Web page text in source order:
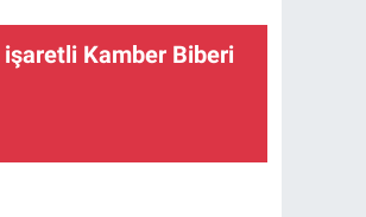
Kamber Biberi